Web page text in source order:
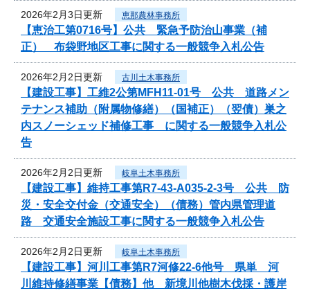
2026年2月3日更新 恵那農林事務所
【恵治工第0716号】公共 緊急予防治山事業（補
正） 布袋野地区工事に関する一般競争入札公告
2026年2月2日更新 古川土木事務所
【建設工事】工維2公第MFH11-01号 公共 道路メン
テナンス補助（附属物修繕）（国補正）（翌債）巣之
内スノーシェッド補修工事 に関する一般競争入札公
告
2026年2月2日更新 岐阜土木事務所
【建設工事】維持工事第R7-43-A035-2-3号 公共 防
災・安全交付金（交通安全）（債務）管内県管理道
路 交通安全施設工事に関する一般競争入札公告
2026年2月2日更新 岐阜土木事務所
【建設工事】河川工事第R7河修22-6他号 県単 河
川維持修繕事業【債務】他 新境川他樹木伐採・護岸